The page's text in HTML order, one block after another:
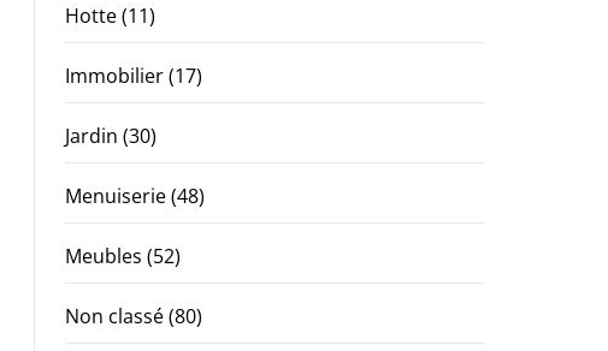
Hotte(11)
Immobilier(17)
Jardin (30)
Menuiserie(48)
Meubles (52)
Non classé(80)